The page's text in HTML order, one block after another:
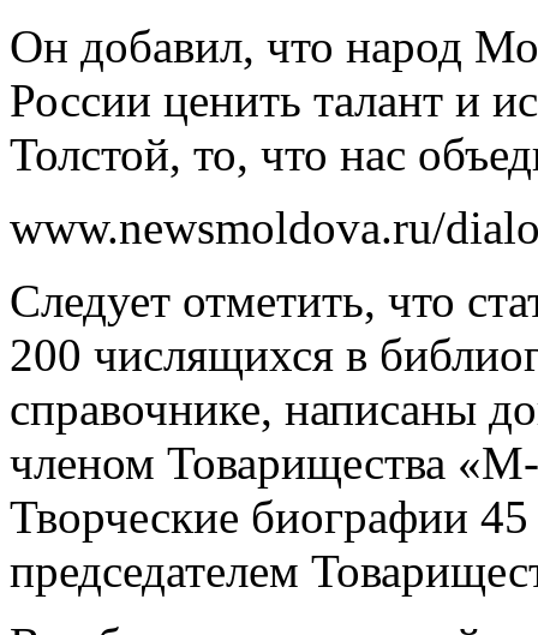
Он добавил, что народ
России ценить талант и
Толстой, то, что нас
www.newsmoldova.ru/
Следует отметить, что
200 числящихся в
справочнике, написаны
членом Товарищества
Творческие биографии
председателем